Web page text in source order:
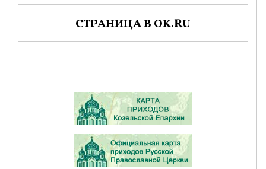
СТРАНИЦА В OK.RU